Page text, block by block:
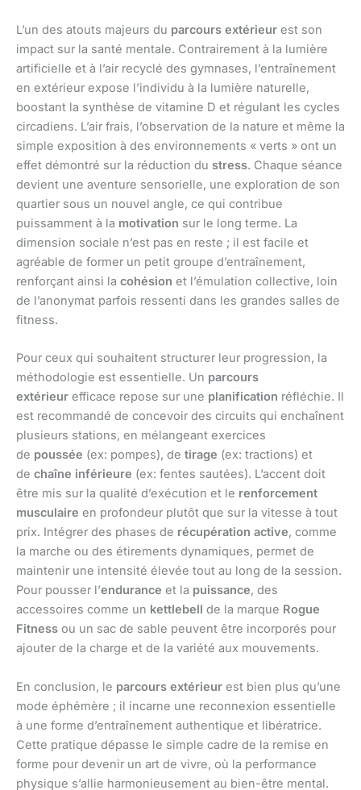
L’un des atouts majeurs du parcours extérieur est son
impact sur la santé mentale. Contrairement à la lumière
artificielle et à l’air recyclé des gymnases, l’entraînement
en extérieur expose l’individu à la lumière naturelle,
boostant la synthèse de vitamine D et régulant les cycles
circadiens. L’air frais, l’observation de la nature et même la
simple exposition à des environnements « verts » ont un
effet démontré sur la réduction du stress. Chaque séance
devient une aventure sensorielle, une exploration de son
quartier sous un nouvel angle, ce qui contribue
puissamment à la motivation sur le long terme. La
dimension sociale n’est pas en reste ; il est facile et
agréable de former un petit groupe d’entraînement,
renforçant ainsi la cohésion et l’émulation collective, loin
de l’anonymat parfois ressenti dans les grandes salles de
fitness.
Pour ceux qui souhaitent structurer leur progression, la
méthodologie est essentielle. Un parcours
extérieur efficace repose sur une planification réfléchie. Il
est recommandé de concevoir des circuits qui enchaînent
plusieurs stations, en mélangeant exercices
de poussée (ex: pompes), de tirage (ex: tractions) et
de chaîne inférieure (ex: fentes sautées). L’accent doit
être mis sur la qualité d’exécution et le renforcement
musculaire en profondeur plutôt que sur la vitesse à tout
prix. Intégrer des phases de récupération active, comme
la marche ou des étirements dynamiques, permet de
maintenir une intensité élevée tout au long de la session.
Pour pousser l’endurance et la puissance, des
accessoires comme un kettlebell de la marque Rogue
Fitness ou un sac de sable peuvent être incorporés pour
ajouter de la charge et de la variété aux mouvements.
En conclusion, le parcours extérieur est bien plus qu’une
mode éphémère ; il incarne une reconnexion essentielle
à une forme d’entraînement authentique et libératrice.
Cette pratique dépasse le simple cadre de la remise en
forme pour devenir un art de vivre, où la performance
physique s’allie harmonieusement au bien-être mental.